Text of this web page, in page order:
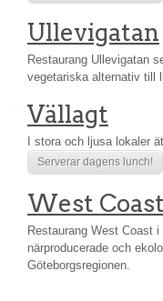
Ullevigatan
Restaurang Ullevigatan
vegetariska alternativ till
Vällagt
I stora och ljusa lokaler
Serverar dagens lunch!
West Coast
Restaurang West Coast
närproducerade och
Göteborgsregionen.